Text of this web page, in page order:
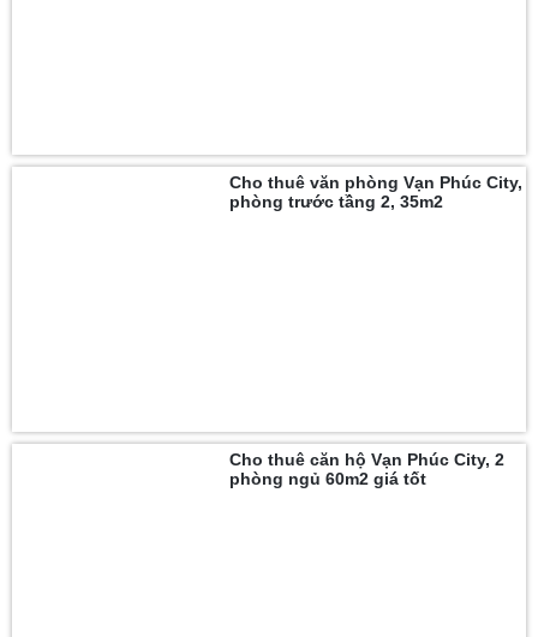
Cho thuê văn phòng Vạn Phúc City,
phòng trước tầng 2, 35m2
Cho thuê căn hộ Vạn Phúc City, 2
phòng ngủ 60m2 giá tốt